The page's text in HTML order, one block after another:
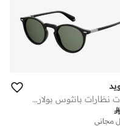
إطارات نظارات بانثوس بولارويد
مجاني